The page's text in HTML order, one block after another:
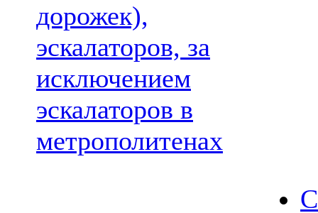
дорожек),
эскалаторов, за
исключением
эскалаторов в
метрополитенах